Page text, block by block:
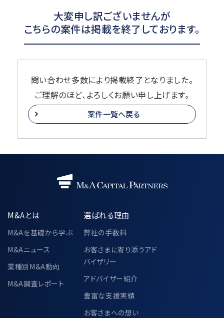
大変申し訳ございませんが
こちらの案件は掲載を終了しております。
問い合わせ多数により掲載終了となりました。
ご理解のほど、よろしくお願い申し上げます。
案件一覧へ戻る
M&Aとは
M&Aを基礎から学ぶ
M&Aニュース
業種別M&A動向
M&A調査レポート
選ばれる理由
弊社の手数料
お客さまに寄り添うアド
バイザリー
アドバイザー紹介
豊富な支援実績
お客さまへの想い